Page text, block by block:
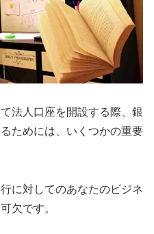
法人口座を開設する際、銀
ためには、いくつかの重要
に対してのあなたのビジネ
欠です。